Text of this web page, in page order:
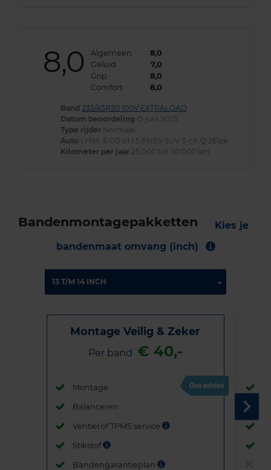
8,0 Algemeen
8,0
Geluid
7,0
Grip
8,0
Comfort
8,0
Band 235/45R20 100V EXTRALOAD
Datum beoordeling 15 juni 2025
Type rijder Normaal
Auto LYNK & CO 01 1.5 PHEV SUV 3-cil. Q 261pk
Kilometer per jaar 25.000 tot 50.000 km
Bandenmontagepakketten
Kies je
bandenmaat omvang (inch)
Montage Veilig & Zeker
Per band € 40,-
Montage
Balanceren
Ventiel of TPMS service
Stikstof
Bandengarantieplan